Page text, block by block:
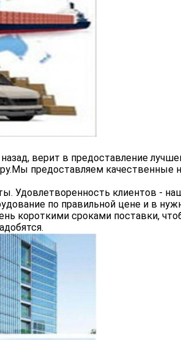
верит в предоставление
предоставляем качественные
Удовлетворенность клиентов -
по правильной цене и в
короткими сроками поставки,